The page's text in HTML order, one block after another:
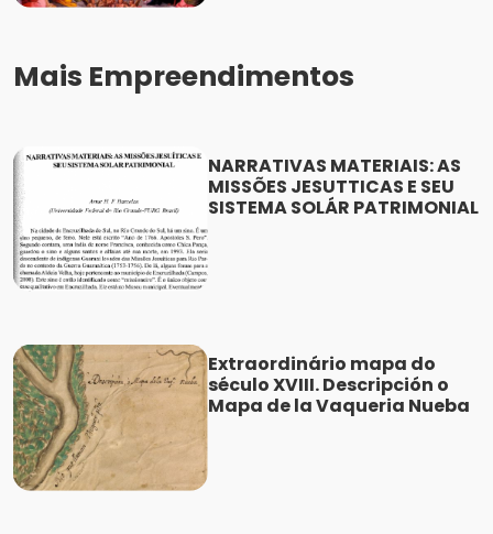
Mais Empreendimentos
NARRATIVAS MATERIAIS: AS
MISSÕES JESUTTICAS E SEU
SISTEMA SOLÁR PATRIMONIAL
Extraordinário mapa do
século XVIII. Descripción o
Mapa de la Vaqueria Nueba